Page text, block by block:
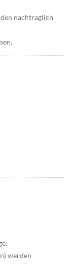
nachträglich
werden